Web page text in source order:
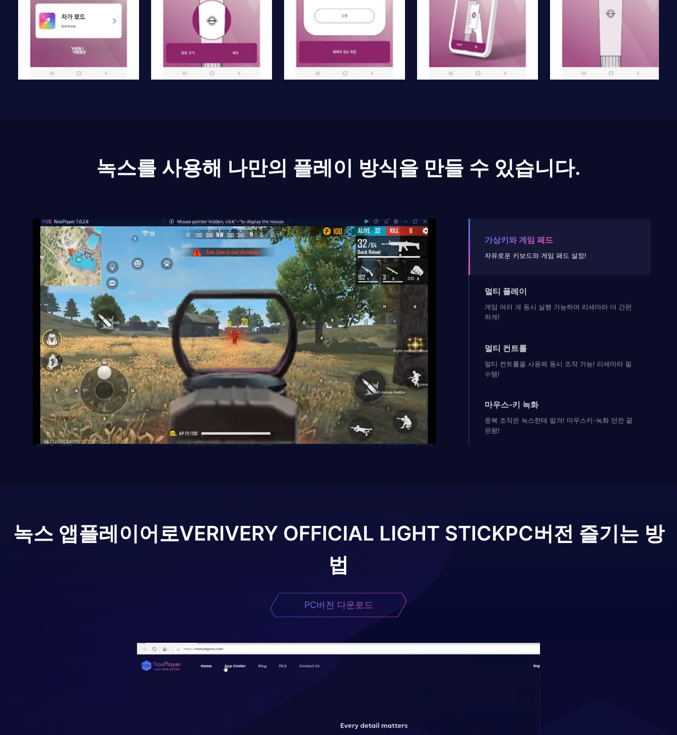
녹스를 사용해 나만의 플레이 방식을 만들 수 있습니다.
가상키와 게임 패드
자유로운 키보드와 게임 패드 설정!
멀티 플레이
게임 여러 개 동시 실행 가능하며 리세마라 더 간편
하게!
멀티 컨트롤
멀티 컨트롤을 사용해 동시 조작 가능! 리세마라 필
수템!
마우스-키 녹화
중복 조작은 녹스한테 맡겨! 마우스키-녹화 던전 끝
판왕!
녹스 앱플레이어로VERIVERY OFFICIAL LIGHT STICKPC버전 즐기는 방
법
PC버전 다운로드